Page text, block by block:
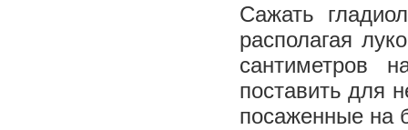
Сажать
располагая
сантиметров
поставить для
посаженные на